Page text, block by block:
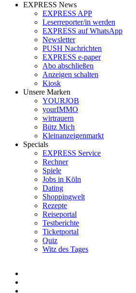
EXPRESS News
EXPRESS APP
Leserreporter/in werden
EXPRESS auf WhatsApp
Newsletter
PUSH Nachrichten
EXPRESS e-paper
Abo abschließen
Anzeigen schalten
Kiosk
Unsere Marken
YOURJOB
yourIMMO
wirtrauern
Bütz Mich
Kleinanzeigenmarkt
Specials
EXPRESS Service
Rechner
Spiele
Jobs in Köln
Dating
Shoppingwelt
Rezepte
Reiseportal
Testberichte
Ticketportal
Quiz
Witz des Tages